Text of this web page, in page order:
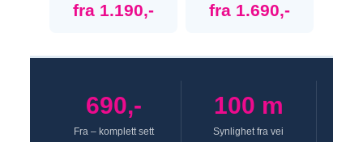
fra 1.190,- fra 1.690,-
690,-
Fra – komplett sett
100 m
Synlighet fra vei